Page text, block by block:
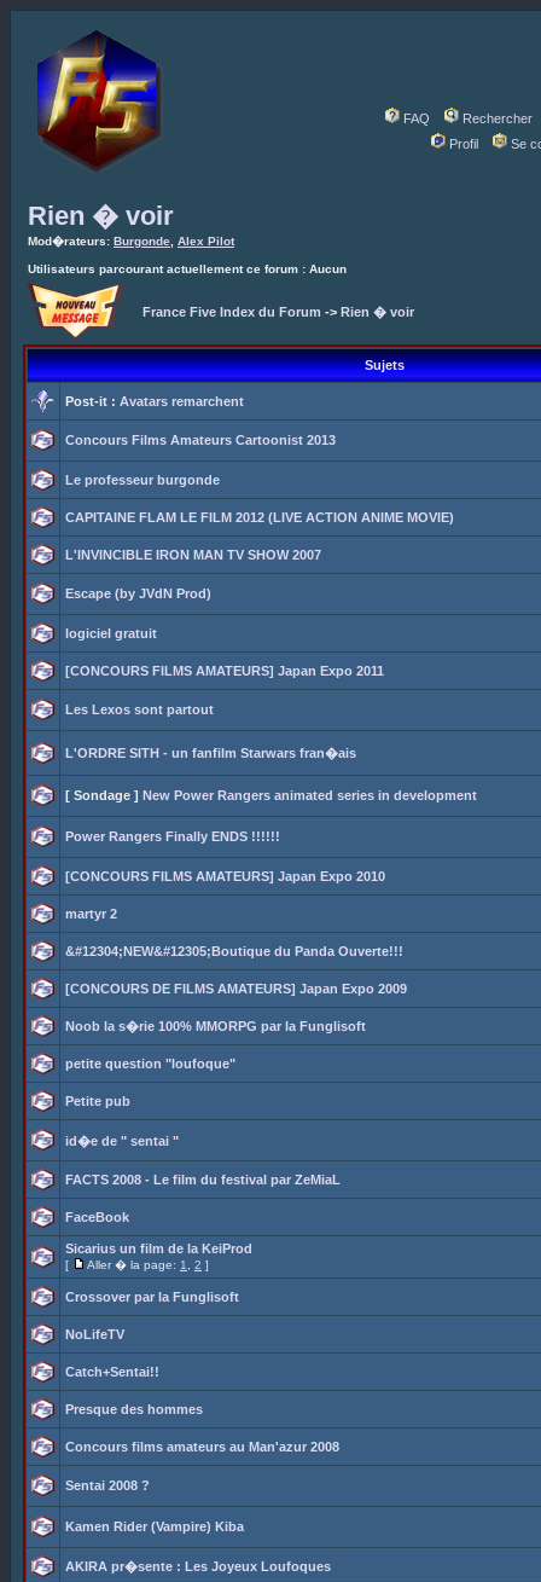
FAQ
Rechercher
Profil
Se
Rien � voir
Mod�rateurs: Burgonde Alex Pilot
Utilisateurs parcourant actuellement ce forum : Aucun
France Five Index du Forum -> Rien � voir
Sujets
Post-it : Avatars remarchent
Concours Films Amateurs Cartoonist 2013
Le professeur burgonde
CAPITAINE FLAM LE FILM 2012 (LIVE ACTION ANIME MOVIE)
L'INVINCIBLE IRON MAN TV SHOW 2007
Escape (by JVdN Prod)
logiciel gratuit
[CONCOURS FILMS AMATEURS] Japan Expo 2011
Les Lexos sont partout
L'ORDRE SITH - un fanfilm Starwars fran�ais
[ Sondage ] New Power Rangers animated series in development
Power Rangers Finally ENDS !!!!!!
[CONCOURS FILMS AMATEURS] Japan Expo 2010
martyr 2
&#12304;NEW&#12305;Boutique du Panda Ouverte!!!
[CONCOURS DE FILMS AMATEURS] Japan Expo 2009
Noob la s�rie 100% MMORPG par la Funglisoft
petite question "loufoque"
Petite pub
id�e de " sentai "
FACTS 2008 - Le film du festival par ZeMiaL
FaceBook
Sicarius un film de la KeiProd
[ Aller � la page: 1 2 ]
Crossover par la Funglisoft
NoLifeTV
Catch+Sentai!!
Presque des hommes
Concours films amateurs au Man'azur 2008
Sentai 2008 ?
Kamen Rider (Vampire) Kiba
AKIRA pr�sente : Les Joyeux Loufoques